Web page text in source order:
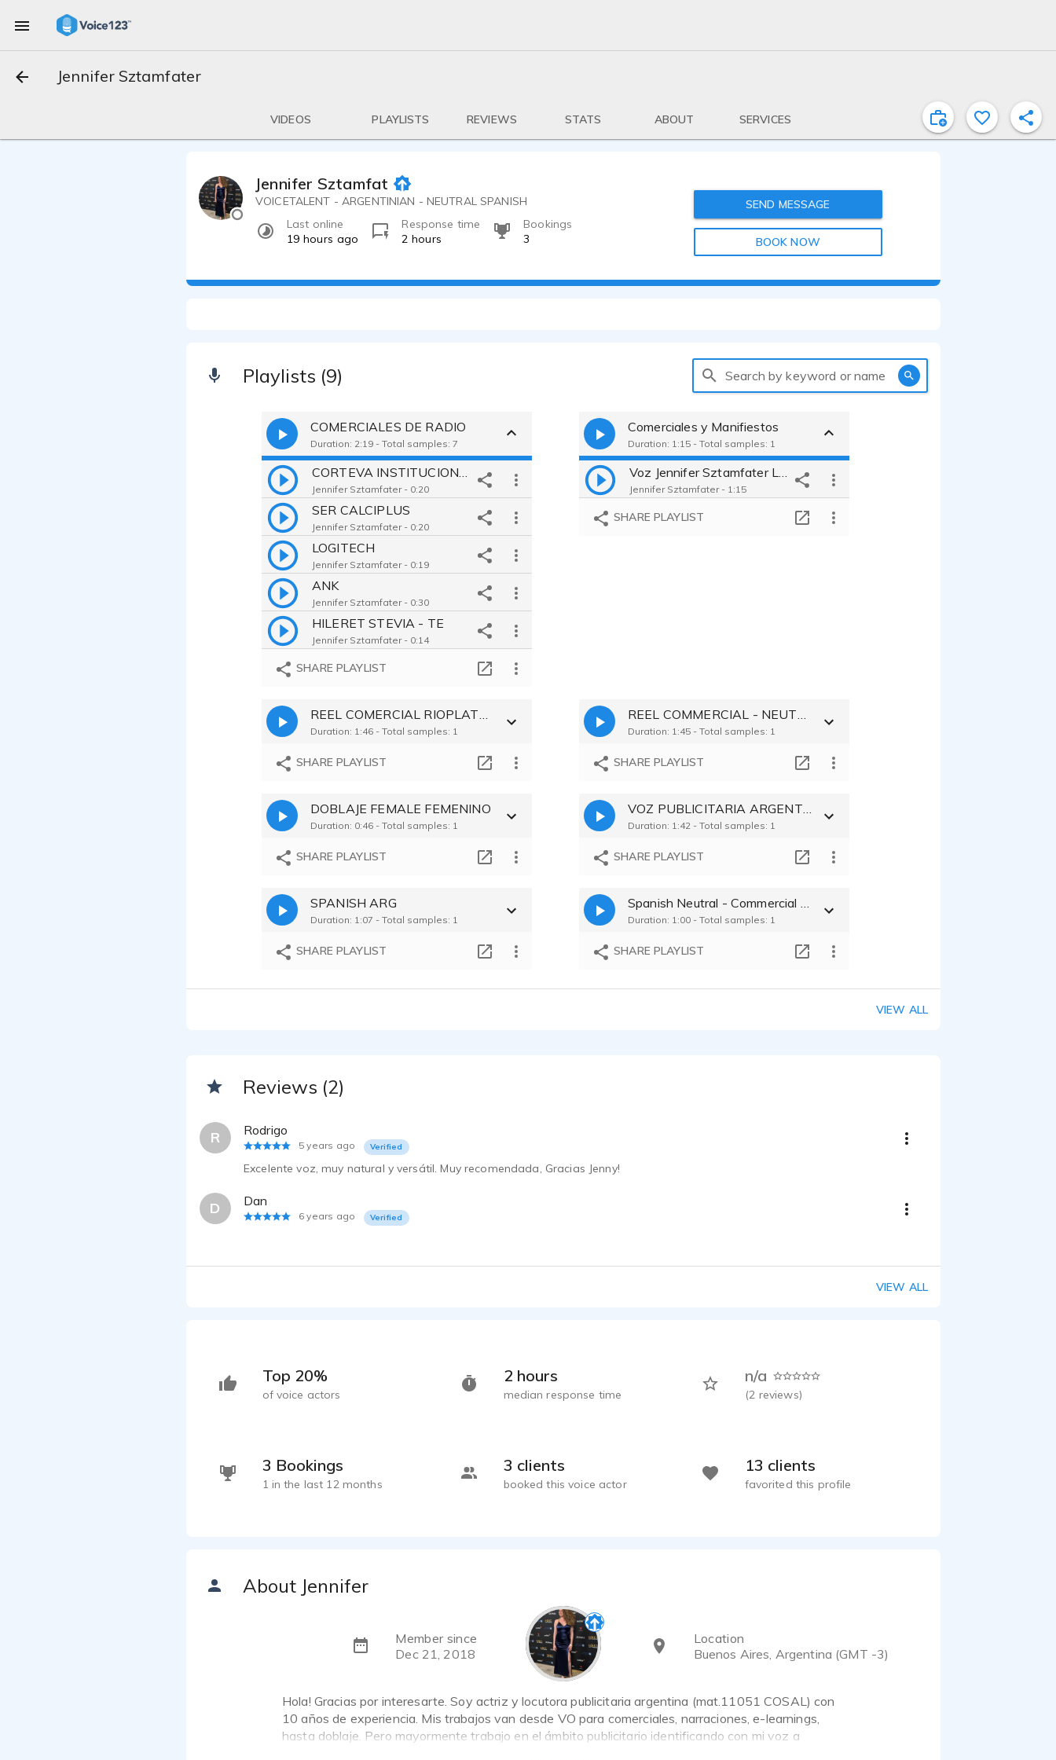
Jennifer Sztamfater
VIDEOS PLAYLISTS REVIEWS STATS ABOUT SERVICES
Jennifer Sztamfater
VOICETALENT - ARGENTINIAN - NEUTRAL SPANISH
Last online
19 hours ago
Response time
2 hours
Bookings
3
SEND MESSAGE
BOOK NOW
Playlists (9) Search by keyword or name
COMERCIALES DE RADIO
Duration: 2:19 - Total samples: 7
Jennifer Sztamfater - 0:20
SER CALCIPLUS
Jennifer Sztamfater - 0:20
LOGITECH
Jennifer Sztamfater - 0:19
ANK
Jennifer Sztamfater - 0:30
HILERET STEVIA - TE
Jennifer Sztamfater - 0:14
MICHELIN
Jennifer Sztamfater - 0:14
SHARE PLAYLIST
Comerciales y Manifiestos
Duration: 1:15 - Total samples: 1
Jennifer Sztamfater - 1:15
SHARE PLAYLIST
Duration: 1:46 - Total samples: 1
SHARE PLAYLIST
Duration: 1:45 - Total samples: 1
SHARE PLAYLIST
DOBLAJE FEMALE FEMENINO
Duration: 0:46 - Total samples: 1
SHARE PLAYLIST
Duration: 1:42 - Total samples: 1
SHARE PLAYLIST
SPANISH ARG
Duration: 1:07 - Total samples: 1
SHARE PLAYLIST
Duration: 1:00 - Total samples: 1
SHARE PLAYLIST
VIEW ALL
Reviews (2)
R Rodrigo
5 years ago Verified
Excelente voz, muy natural y versátil. Muy recomendada, Gracias Jenny!
D Dan
6 years ago Verified
VIEW ALL
Top 20%
of voice actors
2 hours
median response time
n/a
(2 reviews)
3 Bookings
1 in the last 12 months
3 clients
booked this voice actor
13 clients
favorited this profile
About Jennifer
Member since
Dec 21, 2018
Location
Buenos Aires, Argentina (GMT -3)
Hola! Gracias por interesarte. Soy actriz y locutora publicitaria argentina (mat.11051 COSAL) con
10 años de experiencia. Mis trabajos van desde VO para comerciales, narraciones, e-learnings,
hasta doblaje. Pero mayormente trabajo en el ámbito publicitario identificando con mi voz a